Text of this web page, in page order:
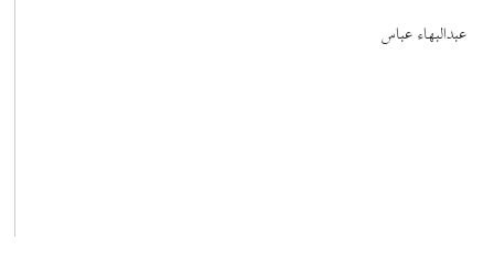
عبدالبهاء عباس